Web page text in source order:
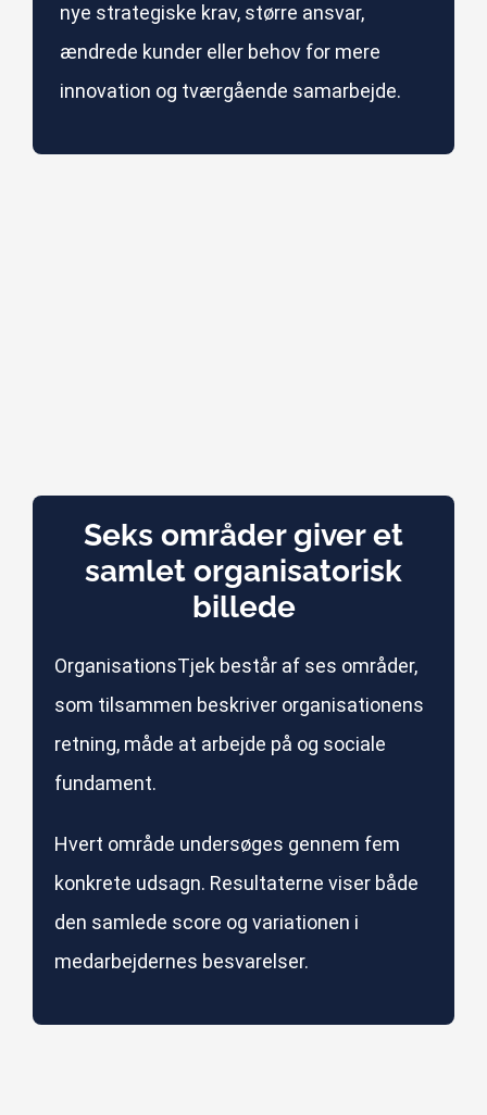
nye strategiske krav, større ansvar,
ændrede kunder eller behov for mere
innovation og tværgående samarbejde.
Seks områder giver et
samlet organisatorisk
billede
OrganisationsTjek består af ses områder,
som tilsammen beskriver organisationens
retning, måde at arbejde på og sociale
fundament.
Hvert område undersøges gennem fem
konkrete udsagn. Resultaterne viser både
den samlede score og variationen i
medarbejdernes besvarelser.